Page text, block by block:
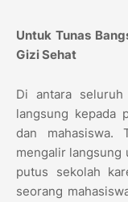
Untuk Tunas
Gizi Sehat
Di antara seluruh
langsung kepada
dan mahasiswa.
mengalir langsung
putus sekolah
seorang